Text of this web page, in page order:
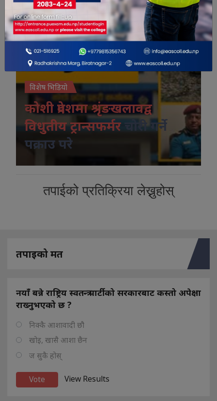
विशेष भिडियो
कोशी प्रदेशमा श्रृंङखलावद्व
विधुतीय ट्रान्सफर्मर
चोरी गर्ने
पक्राउ परे
तपाईको प्रतिक्रिया लेख्नुहोस्
तपाइको मत
नयाँ बन्ने राष्ट्रिय स्वतन्त्र पार्टीको सरकारबाट कस्तो अपेक्षा
राख्नुभएको छ ?
निक्कै आशावादी छौ
खोइ, खासै आशा छैन
ज सुकै होस्
View Results